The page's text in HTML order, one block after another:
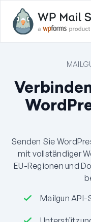
Senden Sie
mit vollständiger
EU-Regionen und
Mailgun